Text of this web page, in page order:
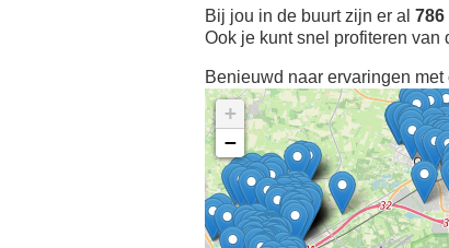
Bij jou in de buurt zijn er al 786
Ook je kunt snel profiteren van
Benieuwd naar ervaringen
Ontdek meer
jou in de buurt
+
−